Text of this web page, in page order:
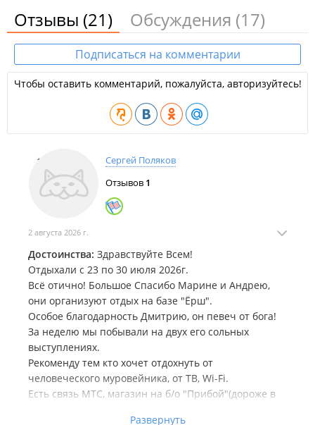
Отзывы (21) Обсуждения (17)
Подписаться на комментарии
Чтобы оставить комментарий, пожалуйста, авторизуйтесь!
Сергей Поляков
Отзывов 1
2 августа 2026 г.
Достоинства: Здравствуйте Всем!
Отдыхали с 23 по 30 июля 2026г.
Всё отично! Большое Спасибо Марине и Андрею,
они организуют отдых на базе "Ёрш".
Особое благодарность Дмитрию, он певеч от бога!
За неделю мы побывали на двух его сольных
выступлениях.
Рекоменду тем кто хочет отдохнуть от
человеческого муровейника, от ТВ, Wi-Fi.
Есть связь МТС, магазин на б/о "Прибой"(дороже в
Развернуть